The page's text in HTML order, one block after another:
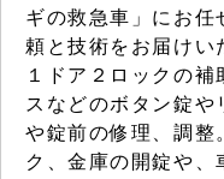
ギの救急車」にお任
頼と技術をお届けい
１ドア２ロックの
スなどのボタン錠や
や錠前の修理、調整
ク、金庫の開錠や、